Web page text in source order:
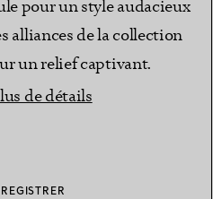
pour un style audacieux
alliances de la collection
un relief captivant.
de détails